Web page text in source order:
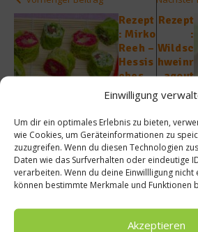
Einwilligung
Um dir ein optimales Erlebnis zu bieten,
wie Cookies, um Geräteinformationen zu
zuzugreifen. Wenn du diesen Technologien
Daten wie das Surfverhalten oder eindeutige
verarbeiten. Wenn du deine Einwillligung
können bestimmte Merkmale und Funktionen
Akzeptieren
Rezept
: Mirko
Reeh –
Hessis
ches
Sushi
Rezept
:
Wildsc
hweinr
agout
mit
Morch
eln
und
Estrag
on-
Orang
enöl